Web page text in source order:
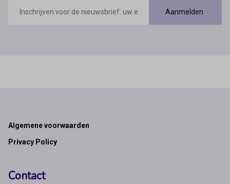
mailadres
Aanmelden
Footer
Algemene voorwaarden
Privacy Policy
Contact